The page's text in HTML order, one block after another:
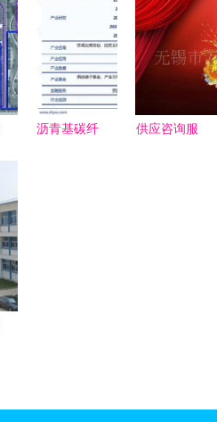
助力社区品
质升级
学院服务设
计专业与文
化经纪人服
路
沥青基碳纤
供应咨询服